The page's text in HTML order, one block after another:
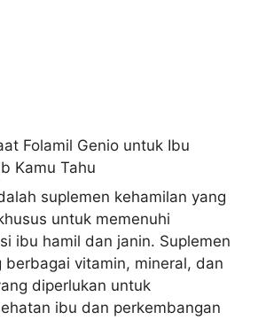
suplemen kehamilan yang
untuk memenuhi
ibu hamil dan janin. Suplemen
berbagai vitamin, mineral, dan
diperlukan untuk
ibu dan perkembangan